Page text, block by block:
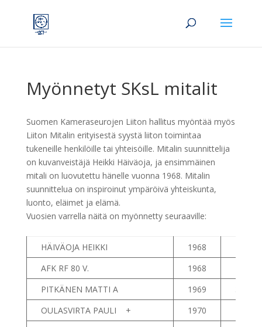
Myönnetyt SKsL mitalit
Suomen Kameraseurojen Liiton hallitus myöntää myös
Liiton Mitalin erityisestä syystä liiton toimintaa
tukeneille henkilöille tai yhteisöille. Mitalin suunnittelija
on kuvanveistäjä Heikki Häiväoja, ja ensimmäinen
mitali on luovutettu hänelle vuonna 1968. Mitalin
suunnittelua on inspiroinut ympäröivä yhteiskunta,
luonto, eläimet ja elämä.
Vuosien varrella näitä on myönnetty seuraaville:
HÄIVÄOJA HEIKKI 1968
AFK RF 80 V.
1968
PITKÄNEN MATTI A
1969
OULASVIRTA PAULI +
1970